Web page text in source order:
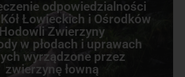
odpowiedzialności
Łowieckich i Ośrodków
Hodowli Zwierzyny
w płodach i uprawach
wyrządzone przez
zwierzynę łowną